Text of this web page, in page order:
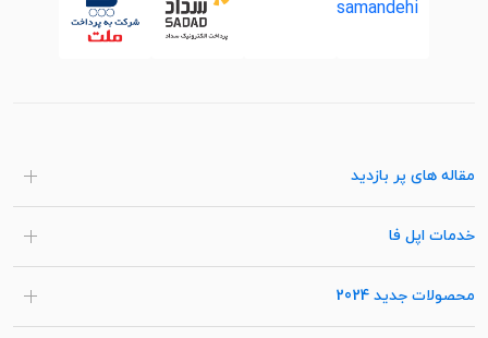
مقاله های پر بازدید
خدمات اپل فا
محصولات جدید 2024